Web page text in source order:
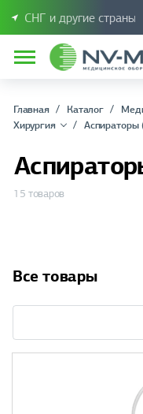
СНГ и другие страны
Главная Каталог
Хирургия
Аспираторы
15 товаров
Все товары